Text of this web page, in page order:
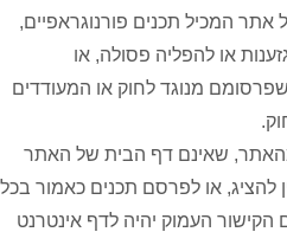
המכיל תכנים פורנוגראפיים,
או להפליה פסולה, או
מנוגד לחוק או המעודדים
שאינם דף הבית של האתר
להציג, או לפרסם תכנים כאמור בכל
העמוק יהיה לדף אינטרנט